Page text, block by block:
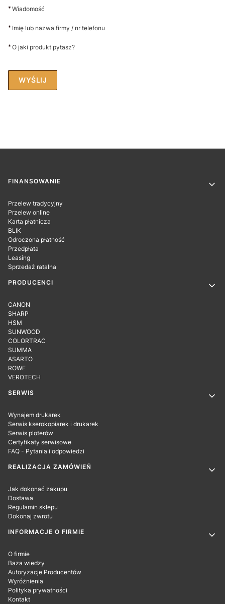
*Wiadomość
* Imię lub nazwa firmy / nr telefonu
*O jaki produkt pytasz?
WYŚLIJ
Linki w stopce
FINANSOWANIE
Przelew tradycyjny
Przelew online
Karta płatnicza
BLIK
Odroczona płatność
Przedpłata
Leasing
Sprzedaż ratalna
PRODUCENCI
CANON
SHARP
HSM
SUNWOOD
COLORTRAC
SUMMA
ASARTO
ROWE
VEROTECH
SERWIS
Wynajem drukarek
Serwis kserokopiarek i drukarek
Serwis ploterów
Certyfikaty serwisowe
FAQ - Pytania i odpowiedzi
REALIZACJA ZAMÓWIEŃ
Jak dokonać zakupu
Dostawa
Regulamin sklepu
Dokonaj zwrotu
INFORMACJE O FIRMIE
O firmie
Baza wiedzy
Autoryzacje Producentów
Wyróżnienia
Polityka prywatności
Kontakt